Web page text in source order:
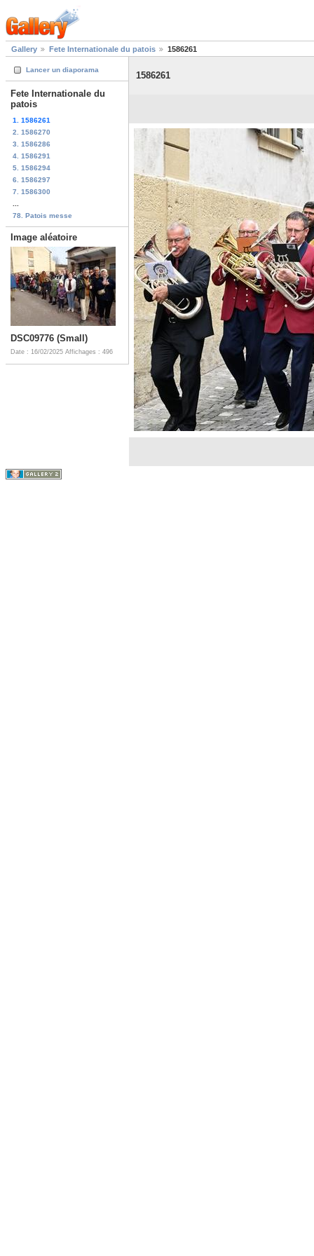
Gallery Fete Internationale du patois 1586261
Lancer un diaporama
Fete Internationale du
patois
1. 1586261
2. 1586270
3. 1586286
4. 1586291
5. 1586294
6. 1586297
7. 1586300
78. Patois messe
Image aléatoire
DSC09776 (Small)
Date : 16/02/2025 Affichages : 496
1586261